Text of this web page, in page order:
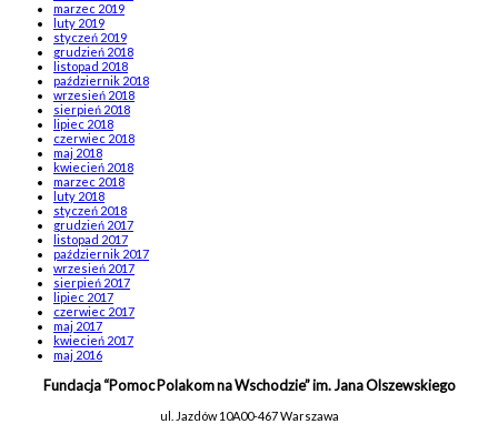
marzec 2019
luty 2019
styczeń 2019
grudzień 2018
listopad 2018
październik 2018
wrzesień 2018
sierpień 2018
lipiec 2018
czerwiec 2018
maj 2018
kwiecień 2018
marzec 2018
luty 2018
styczeń 2018
grudzień 2017
listopad 2017
październik 2017
wrzesień 2017
sierpień 2017
lipiec 2017
czerwiec 2017
maj 2017
kwiecień 2017
maj 2016
Fundacja “Pomoc Polakom na Wschodzie” im. Jana Olszewskiego
ul. Jazdów 10A00-467 Warszawa